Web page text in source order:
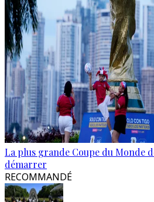
La plus grande Coupe du Monde
démarrer
RECOMMANDÉ